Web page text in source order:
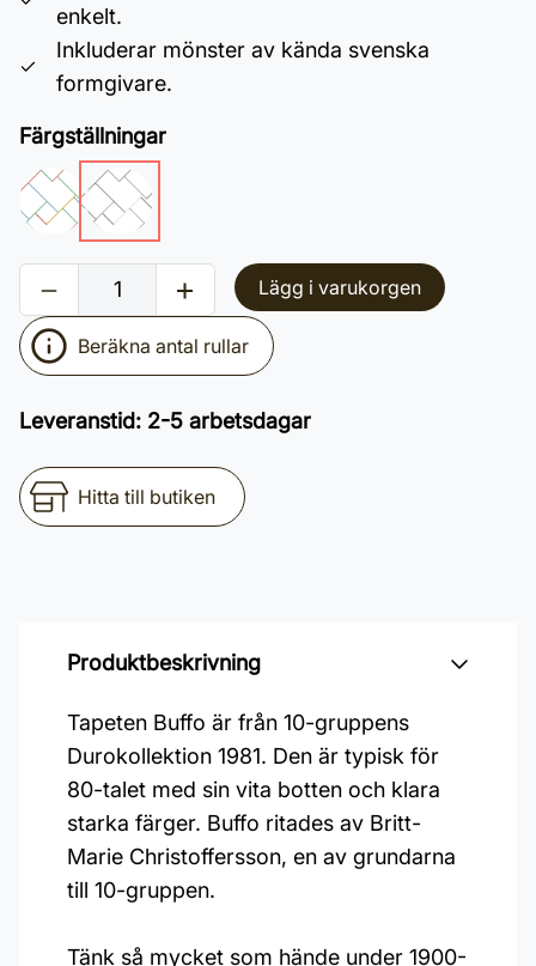
enkelt.
Inkluderar mönster av kända svenska
formgivare.
Färgställningar
Lägg i varukorgen
Beräkna antal rullar
Leveranstid: 2-5 arbetsdagar
Hitta till butiken
Produktbeskrivning
Tapeten Buffo är från 10-gruppens
Durokollektion 1981. Den är typisk för
80-talet med sin vita botten och klara
starka färger. Buffo ritades av Britt-
Marie Christoffersson, en av grundarna
till 10-gruppen.
Tänk så mycket som hände under 1900-